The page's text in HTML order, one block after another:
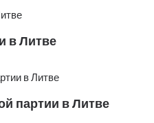
в Литве
партии в Литве